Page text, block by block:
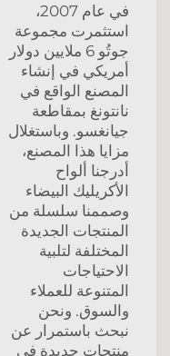
في عام 2007،
استثمرت مجموعة
جوتُو 6 ملايين دولار
أمريكي في إنشاء
المصنع الواقع في
نانتونغ بمقاطعة
جيانغسو. وباستغلال
مزايا هذا المصنع،
أدرجنا ألواح
الأكريليك البيضاء
وصممنا سلسلة من
المنتجات الجديدة
المختلفة لتلبية
الاحتياجات
المتنوعة للعملاء
والسوق. ونحن
نبحث باستمرار عن
منتجات جديدة في